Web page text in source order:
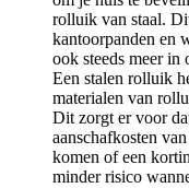
rolluik van staal.
kantoorpanden en
ook steeds meer in
Een stalen rolluik
materialen van
Dit zorgt er voor
aanschafkosten
komen of een
minder risico